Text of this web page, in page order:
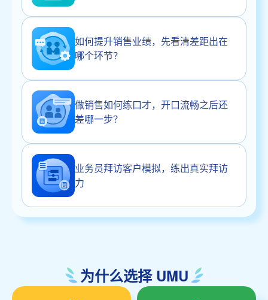
如何提升销售业绩，先看清差距出在
哪个环节？
做销售如何练口才，开口流畅之后还
差哪一步？
业务员拜访客户模拟，练出真实拜访
力
为什么选择 UMU